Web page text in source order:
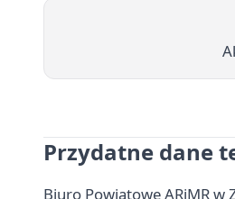
Przydatne dane
Biuro Powiatowe ARiMR